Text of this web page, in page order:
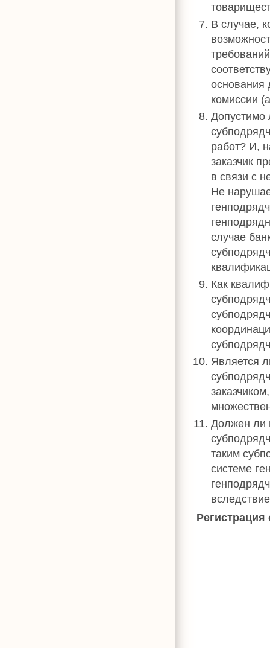
В случае,
основания
комиссии
Допустимо
работ? И,
заказчик
в связи с
Не
случае
Как
Является
Должен ли
таким
системе
Регистрация